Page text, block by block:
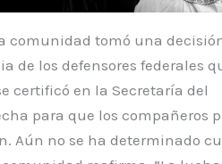
comunidad tomó una
de los defensores federales
certificó en la Secretaría del
para que los compañeros
Aún no se ha determinado